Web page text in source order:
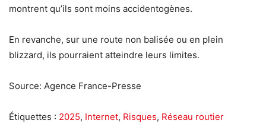
montrent qu’ils sont moins accidentogènes.
En revanche, sur une route non balisée ou en plein
blizzard, ils pourraient atteindre leurs limites.
Source: Agence France-Presse
Étiquettes : 2025, Internet, Risques, Réseau routier